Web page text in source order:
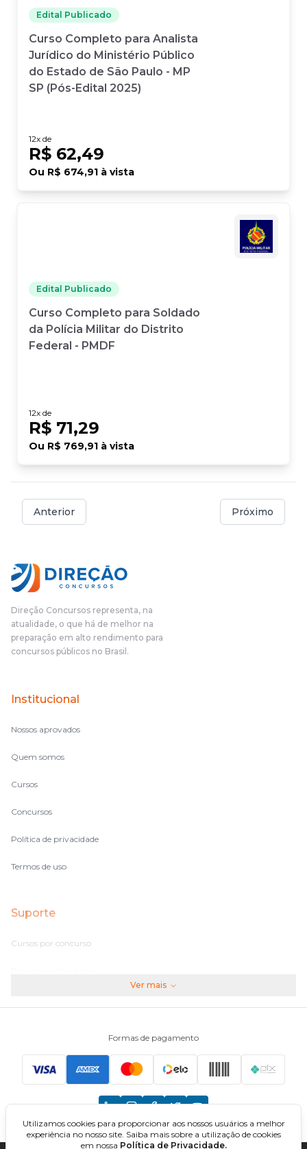
Edital Publicado
Curso Completo para Analista
Jurídico do Ministério Público
do Estado de São Paulo - MP
SP (Pós-Edital 2025)
12x de
R$ 62,49
Ou R$ 674,91 à vista
Edital Publicado
Curso Completo para Soldado
da Polícia Militar do Distrito
Federal - PMDF
12x de
R$ 71,29
Ou R$ 769,91 à vista
Anterior Próximo
Direção Concursos representa, na
atualidade, o que há de melhor na
preparação em alto rendimento para
concursos públicos no Brasil.
Institucional
Nossos aprovados
Quem somos
Cursos
Concursos
Política de privacidade
Termos de uso
Suporte
Cursos por concurso
Principais Concursos
CNU
TCU
Ver mais
Formas de pagamento
Utilizamos cookies para proporcionar aos nossos usuários a melhor
experiência no nosso site. Saiba mais sobre a utilização de cookies
em nossa Política de Privacidade.